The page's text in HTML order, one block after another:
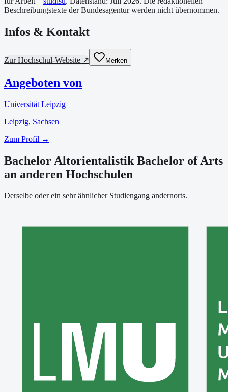
Beschreibungstexte der Bundesagentur werden nicht übernommen.
Infos & Kontakt
Zur Hochschul-Website ↗ Merken
Angeboten von
Universität Leipzig
Leipzig, Sachsen
Zum Profil →
Bachelor Altorientalistik Bachelor of Arts
an anderen Hochschulen
Derselbe oder ein sehr ähnlicher Studiengang andernorts.